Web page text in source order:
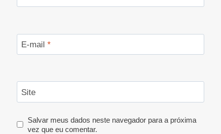
E-mail *
Site
Salvar meus dados neste navegador para a próxima
vez que eu comentar.